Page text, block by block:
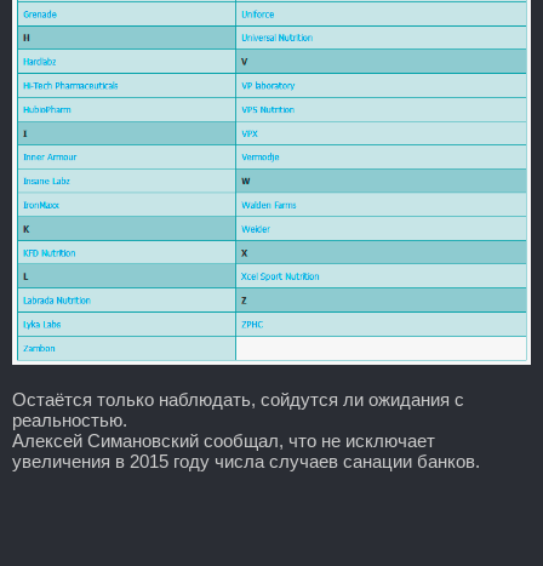
Остаётся только наблюдать, сойдутся ли ожидания с
реальностью.
Алексей Симановский сообщал, что не исключает
увеличения в 2015 году числа случаев санации банков.